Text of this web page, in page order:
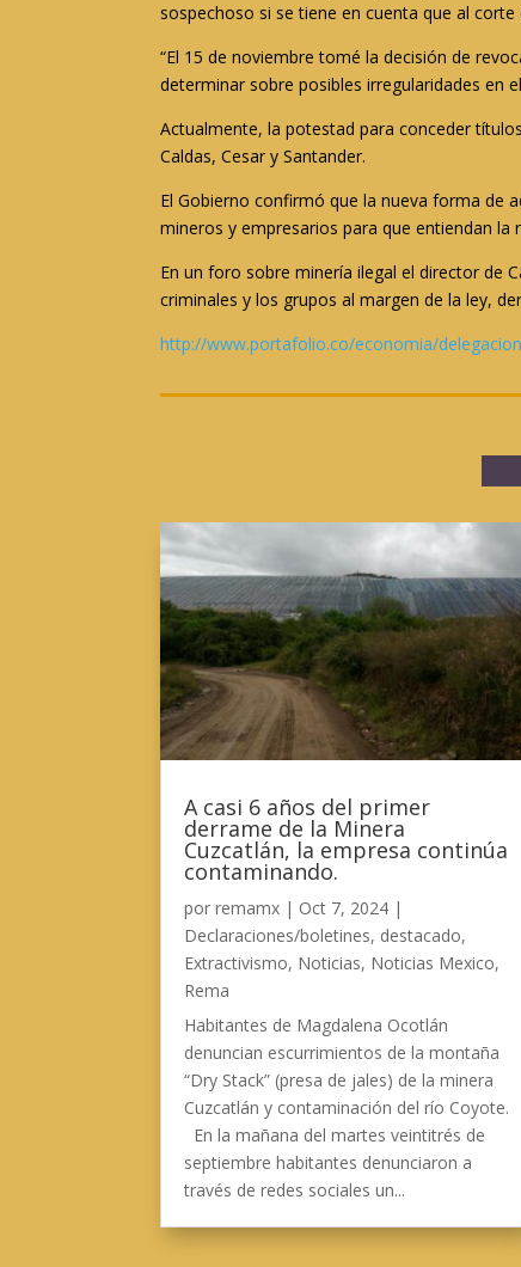
sospechoso si se tiene en cuenta que al
“El 15 de noviembre tomé la decisión de
determinar sobre posibles irregularidades en
Actualmente, la potestad para conceder
Caldas, Cesar y Santander.
El Gobierno confirmó que la nueva forma de
mineros y empresarios para que entiendan la
En un foro sobre minería ilegal el director de
criminales y los grupos al margen de la ley,
http://www.portafolio.co/economia/
A casi 6 años del primer
derrame de la Minera
Cuzcatlán, la empresa continúa
contaminando.
porremamx | Oct 7, 2024 |
Declaraciones/boletines, destacado,
Extractivismo, Noticias, Noticias Mexico,
Rema
Habitantes de Magdalena Ocotlán
denuncian escurrimientos de la montaña
“Dry Stack” (presa de jales) de la minera
Cuzcatlán y contaminación del río Coyote.
En la mañana del martes veintitrés de
septiembre habitantes denunciaron a
través de redes sociales un...